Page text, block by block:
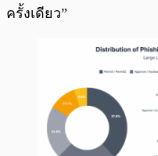
ครั้งเดียว”